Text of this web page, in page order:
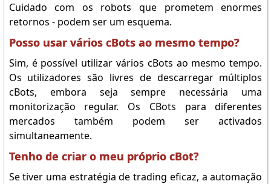
Cuidado com os robots que prometem enormes
retornos - podem ser um esquema.
Posso usar vários cBots ao mesmo tempo?
Sim, é possível utilizar vários cBots ao mesmo tempo.
Os utilizadores são livres de descarregar múltiplos
cBots, embora seja sempre necessária uma
monitorização regular. Os CBots para diferentes
mercados também podem ser activados
simultaneamente.
Tenho de criar o meu próprio cBot?
Se tiver uma estratégia de trading eficaz, a automação